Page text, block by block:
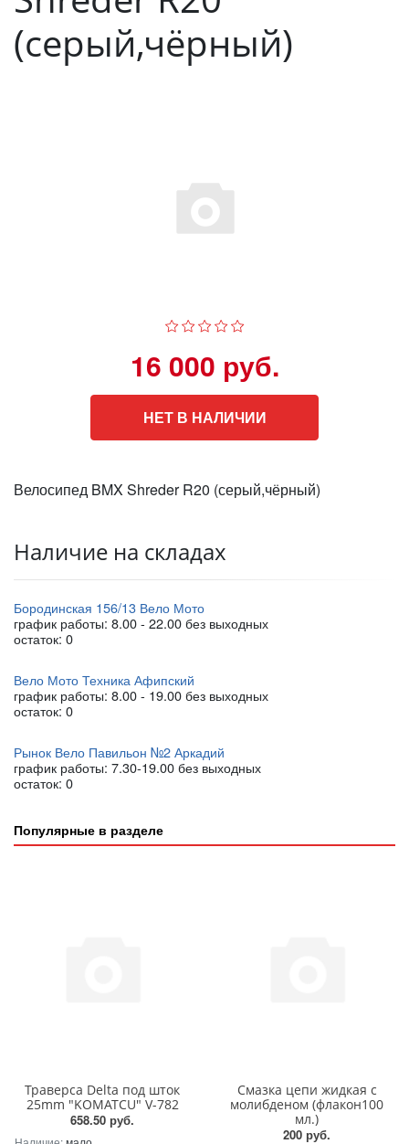
(серый,чёрный)
16 000 руб.
НЕТ В НАЛИЧИИ
Велосипед BMX Shreder R20 (серый,чёрный)
Наличие на складах
Бородинская 156/13 Вело Мото
график работы: 8.00 - 22.00 без выходных
остаток: 0
Вело Мото Техника Афипский
график работы: 8.00 - 19.00 без выходных
остаток: 0
Рынок Вело Павильон №2 Аркадий
график работы: 7.30-19.00 без выходных
остаток: 0
Популярные в разделе
Траверса Delta под шток
25mm "KOMATCU" V-782
658.50 руб.
Смазка цепи жидкая с
молибденом (флакон100
мл.)
200 руб.